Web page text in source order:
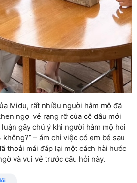
Midu, rất nhiều người hâm mộ đã
ngợi vẻ rạng rỡ của cô dâu mới.
gây chú ý khi người hâm mộ hỏi
– ám chỉ việc có em bé sau
thoải mái đáp lại một cách hài hước
và vui vẻ trước câu hỏi này.